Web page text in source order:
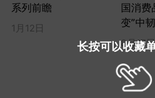
长按可以收藏
系列前瞻
1月12日
国消费
变”中
8月17日